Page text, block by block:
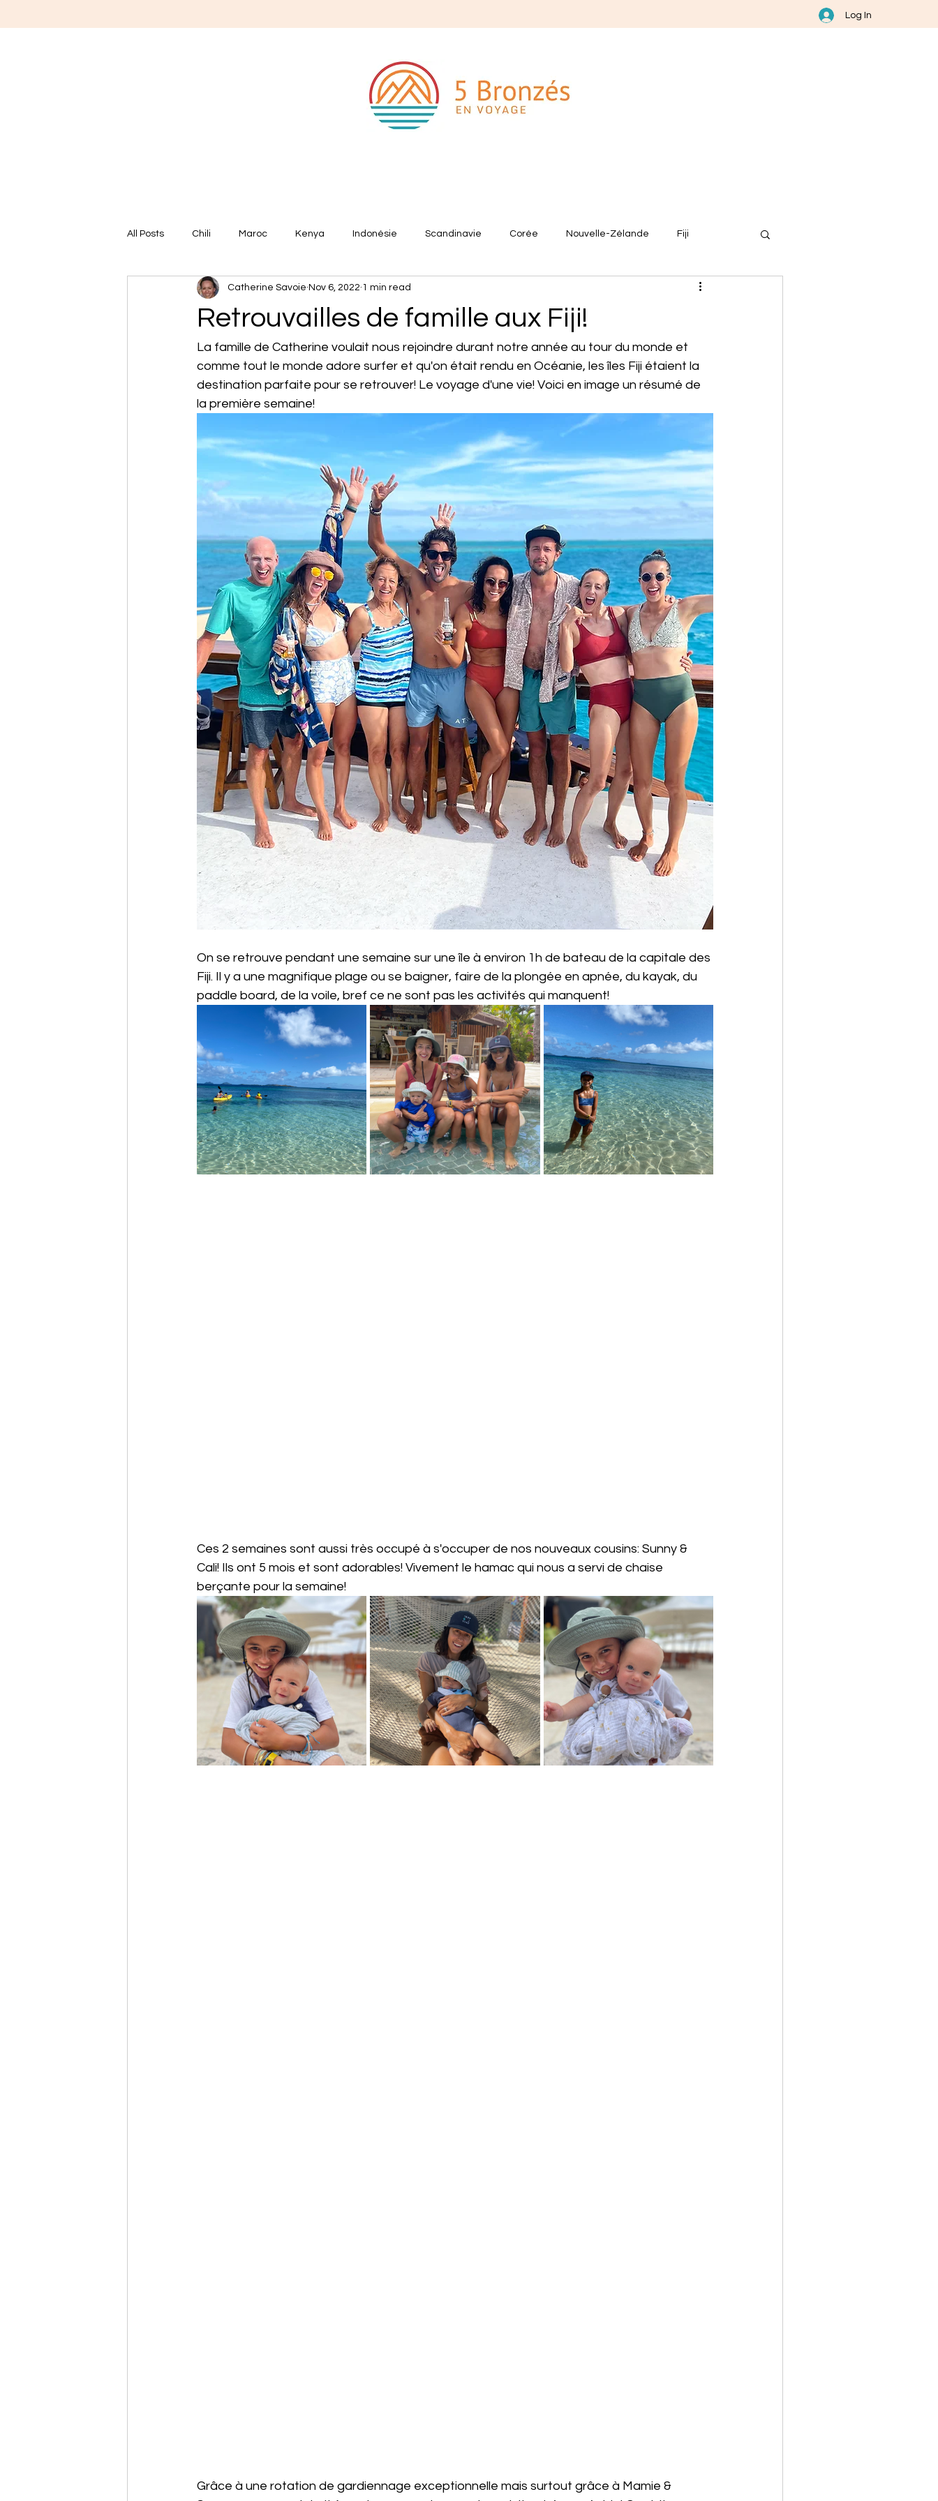
Log In
All Posts Chili Maroc Kenya Indonésie Scandinavie Corée Nouvelle-Zélande Fiji
Émirats Arabes Unis Argentine Australie
Retrouvailles de famille aux Fiji!
Catherine Savoie Nov 6, 2022 1 min read
La famille de Catherine voulait nous rejoindre durant notre année au tour du monde et
comme tout le monde adore surfer et qu'on était rendu en Océanie, les îles Fiji étaient la
destination parfaite pour se retrouver! Le voyage d'une vie! Voici en image un résumé de
la première semaine!
On se retrouve pendant une semaine sur une île à environ 1h de bateau de la capitale des
Fiji. Il y a une magnifique plage ou se baigner, faire de la plongée en apnée, du kayak, du
paddle board, de la voile, bref ce ne sont pas les activités qui manquent!
Ces 2 semaines sont aussi très occupé à s'occuper de nos nouveaux cousins: Sunny &
Cali! Ils ont 5 mois et sont adorables! Vivement le hamac qui nous a servi de chaise
berçante pour la semaine!
Grâce à une rotation de gardiennage exceptionnelle mais surtout grâce à Mamie &